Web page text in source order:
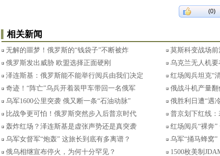
(0)
相关新闻
无解的噩梦！俄罗斯的“钱袋子”不断被炸
莫斯科变战场
俄罗斯发出威胁 欧盟选择正面硬刚
乌克兰无人机
泽连斯基：俄罗斯能不能举行阅兵由我们决定
红场阅兵坦克“
奇迹！“阵亡”乌兵开着装甲车带回一名俄军
俄战斗机产量
乌军1600公里突袭 俄又断一条“石油动脉”
俄胜利日遭“遇
比战争更可怕！俄罗斯突然步入后普京时代
普京划下红线
轰炸红场？泽连斯基是虚张声势还是真突袭
红场阅兵“裸奔
乌军女督军“炮轰” 这旅长到底有多离谱？
乌军“捅马蜂窝
俄乌相继宣布停火，为何十分罕见？
1500枚美制